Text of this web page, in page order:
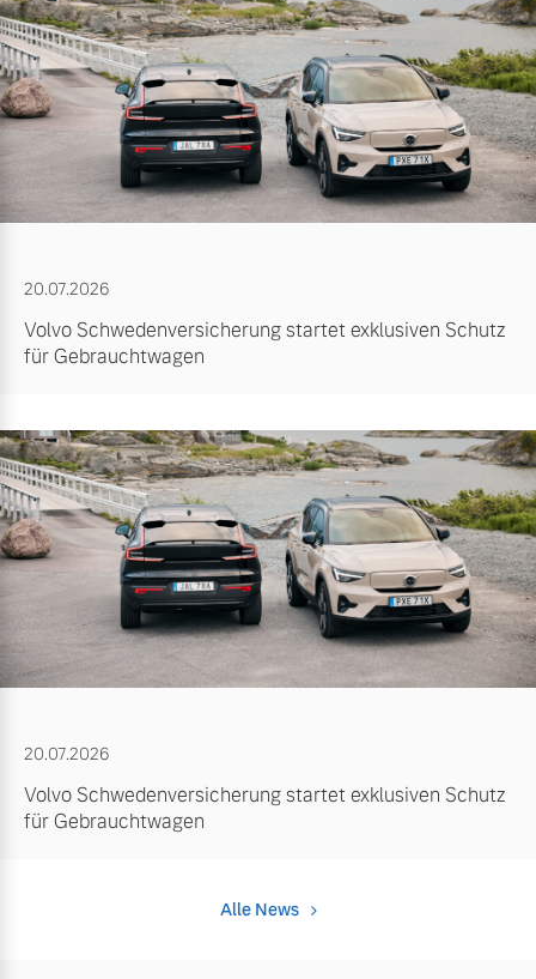
20.07.2026
Volvo Schwedenversicherung startet exklusiven Schutz
für Gebrauchtwagen
20.07.2026
Volvo Schwedenversicherung startet exklusiven Schutz
für Gebrauchtwagen
Alle News